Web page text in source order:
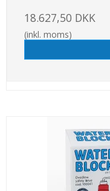
18.627,50 DKK
(inkl. moms)